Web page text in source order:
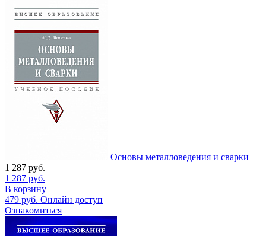
Основы металловедения и сварки
1 287 руб.
1 287 руб.
В корзину
479 руб. Онлайн доступ
Ознакомиться